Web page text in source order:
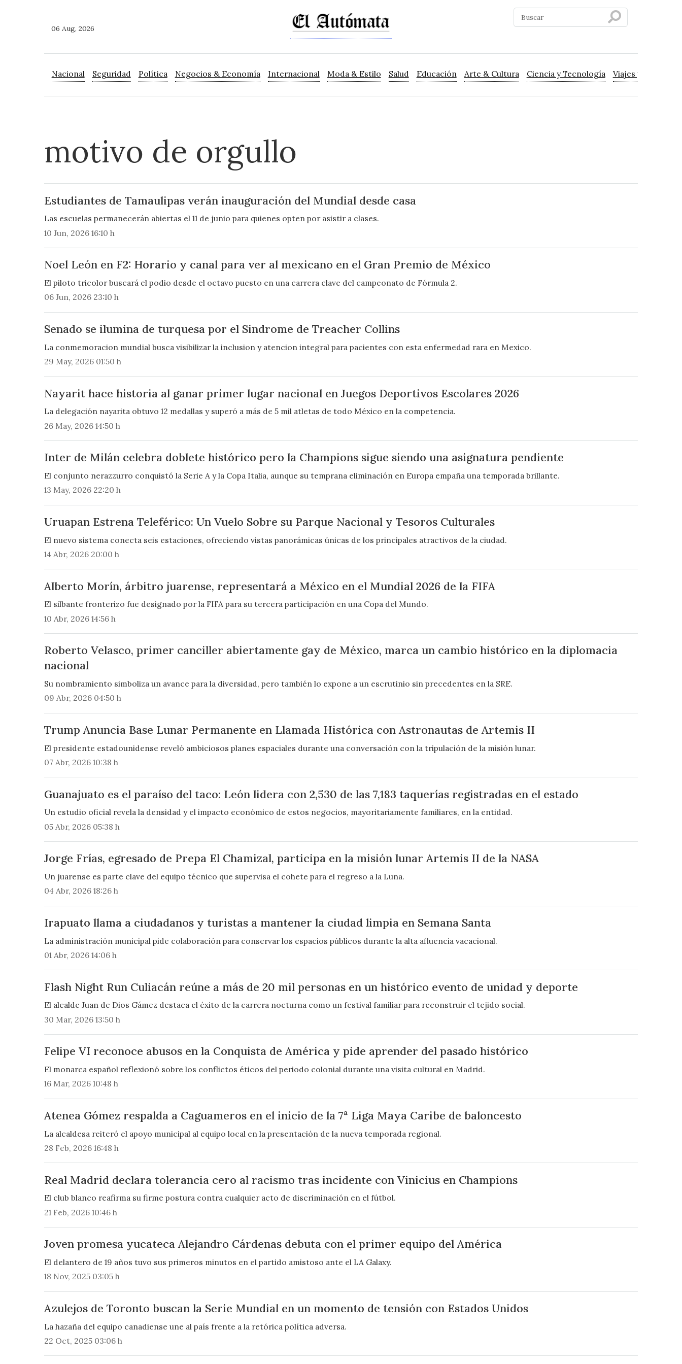
06 Aug, 2026
Nacional Seguridad Política Negocios & Economía Internacional Moda & Estilo Salud Educación Arte & Cultura Ciencia y Tecnología Viajes y Turismo
motivo de orgullo
Estudiantes de Tamaulipas verán inauguración del Mundial desde casa
Las escuelas permanecerán abiertas el 11 de junio para quienes opten por asistir a clases.
10 Jun, 2026 16:10 h
Noel León en F2: Horario y canal para ver al mexicano en el Gran Premio de México
El piloto tricolor buscará el podio desde el octavo puesto en una carrera clave del campeonato de Fórmula 2.
06 Jun, 2026 23:10 h
Senado se ilumina de turquesa por el Sindrome de Treacher Collins
La conmemoracion mundial busca visibilizar la inclusion y atencion integral para pacientes con esta enfermedad rara en Mexico.
29 May, 2026 01:50 h
Nayarit hace historia al ganar primer lugar nacional en Juegos Deportivos Escolares 2026
La delegación nayarita obtuvo 12 medallas y superó a más de 5 mil atletas de todo México en la competencia.
26 May, 2026 14:50 h
Inter de Milán celebra doblete histórico pero la Champions sigue siendo una asignatura pendiente
El conjunto nerazzurro conquistó la Serie A y la Copa Italia, aunque su temprana eliminación en Europa empaña una temporada brillante.
13 May, 2026 22:20 h
Uruapan Estrena Teleférico: Un Vuelo Sobre su Parque Nacional y Tesoros Culturales
El nuevo sistema conecta seis estaciones, ofreciendo vistas panorámicas únicas de los principales atractivos de la ciudad.
14 Abr, 2026 20:00 h
Alberto Morín, árbitro juarense, representará a México en el Mundial 2026 de la FIFA
El silbante fronterizo fue designado por la FIFA para su tercera participación en una Copa del Mundo.
10 Abr, 2026 14:56 h
Roberto Velasco, primer canciller abiertamente gay de México, marca un cambio histórico en la diplomacia
nacional
Su nombramiento simboliza un avance para la diversidad, pero también lo expone a un escrutinio sin precedentes en la SRE.
09 Abr, 2026 04:50 h
Trump Anuncia Base Lunar Permanente en Llamada Histórica con Astronautas de Artemis II
El presidente estadounidense reveló ambiciosos planes espaciales durante una conversación con la tripulación de la misión lunar.
07 Abr, 2026 10:38 h
Guanajuato es el paraíso del taco: León lidera con 2,530 de las 7,183 taquerías registradas en el estado
Un estudio oficial revela la densidad y el impacto económico de estos negocios, mayoritariamente familiares, en la entidad.
05 Abr, 2026 05:38 h
Jorge Frías, egresado de Prepa El Chamizal, participa en la misión lunar Artemis II de la NASA
Un juarense es parte clave del equipo técnico que supervisa el cohete para el regreso a la Luna.
04 Abr, 2026 18:26 h
Irapuato llama a ciudadanos y turistas a mantener la ciudad limpia en Semana Santa
La administración municipal pide colaboración para conservar los espacios públicos durante la alta afluencia vacacional.
01 Abr, 2026 14:06 h
Flash Night Run Culiacán reúne a más de 20 mil personas en un histórico evento de unidad y deporte
El alcalde Juan de Dios Gámez destaca el éxito de la carrera nocturna como un festival familiar para reconstruir el tejido social.
30 Mar, 2026 13:50 h
Felipe VI reconoce abusos en la Conquista de América y pide aprender del pasado histórico
El monarca español reflexionó sobre los conflictos éticos del periodo colonial durante una visita cultural en Madrid.
16 Mar, 2026 10:48 h
Atenea Gómez respalda a Caguameros en el inicio de la 7ª Liga Maya Caribe de baloncesto
La alcaldesa reiteró el apoyo municipal al equipo local en la presentación de la nueva temporada regional.
28 Feb, 2026 16:48 h
Real Madrid declara tolerancia cero al racismo tras incidente con Vinicius en Champions
El club blanco reafirma su firme postura contra cualquier acto de discriminación en el fútbol.
21 Feb, 2026 10:46 h
Joven promesa yucateca Alejandro Cárdenas debuta con el primer equipo del América
El delantero de 19 años tuvo sus primeros minutos en el partido amistoso ante el LA Galaxy.
18 Nov, 2025 03:05 h
Azulejos de Toronto buscan la Serie Mundial en un momento de tensión con Estados Unidos
La hazaña del equipo canadiense une al país frente a la retórica política adversa.
22 Oct, 2025 03:06 h